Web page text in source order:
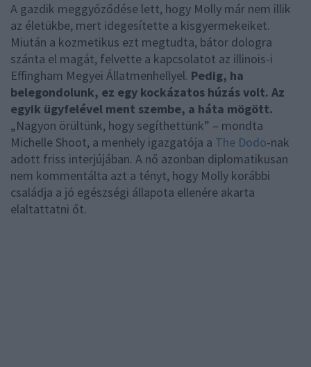
A gazdik meggyőződése lett, hogy Molly már nem illik
az életükbe, mert idegesítette a kisgyermekeiket.
Miután a kozmetikus ezt megtudta, bátor dologra
szánta el magát, felvette a kapcsolatot az illinois-i
Effingham Megyei Állatmenhellyel. Pedig, ha
belegondolunk, ez egy kockázatos húzás volt. Az
egyik ügyfelével ment szembe, a háta mögött.
„Nagyon örültünk, hogy segíthettünk” – mondta
Michelle Shoot, a menhely igazgatója a The Dodo-nak
adott friss interjújában. A nő azonban diplomatikusan
nem kommentálta azt a tényt, hogy Molly korábbi
családja a jó egészségi állapota ellenére akarta
elaltattatni őt.